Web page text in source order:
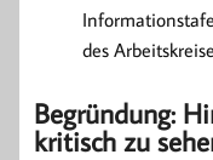
des
Begründung:
kritisch zu